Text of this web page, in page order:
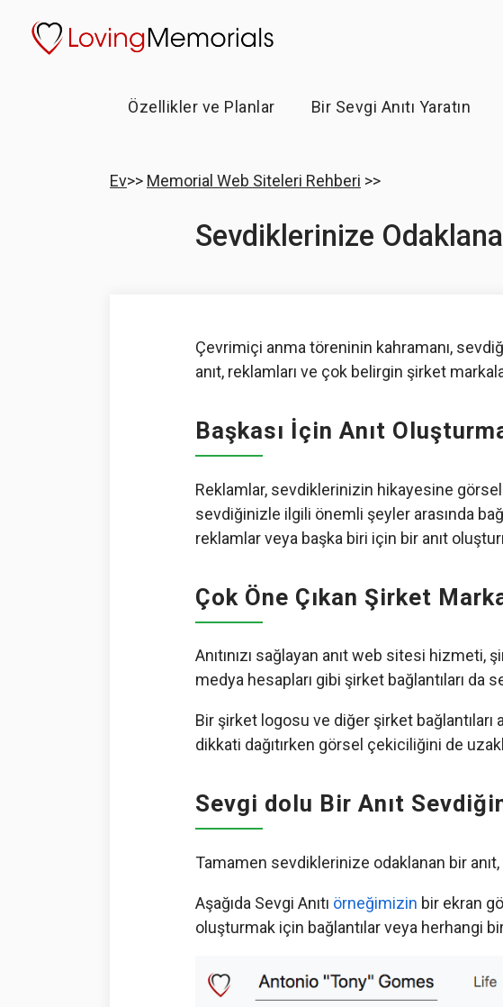
Özellikler ve Planlar Bir Sevgi Anıtı Yaratın
Ev>> Memorial Web Siteleri Rehberi >>
Sevdiklerinize
Çevrimiçi anma töreninin kahramanı,
anıt, reklamları ve çok belirgin şirket
Başkası İçin Anıt
Reklamlar, sevdiklerinizin hikayesine görsel
sevdiğinizle ilgili önemli şeyler arasında
reklamlar veya başka biri için bir anıt
Çok Öne Çıkan Şirket
Anıtınızı sağlayan anıt web sitesi
medya hesapları gibi şirket bağlantıları
Bir şirket logosu ve diğer şirket
dikkati dağıtırken görsel çekiciliğini de
Sevgi dolu Bir Anıt
Tamamen sevdiklerinize odaklanan bir
Aşağıda Sevgi Anıtı örneğimizin bir ekran
oluşturmak için bağlantılar veya herhangi